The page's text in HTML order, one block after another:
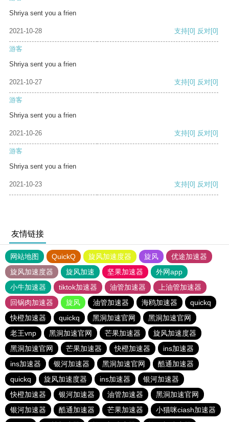
Shriya sent you a frien
2021-10-28 支持[0] 反对[0]
游客
Shriya sent you a frien
2021-10-27 支持[0] 反对[0]
游客
Shriya sent you a frien
2021-10-26 支持[0] 反对[0]
游客
Shriya sent you a frien
2021-10-23 支持[0] 反对[0]
友情链接
网站地图 QuickQ 旋风加速度器 旋风
优途加速器
旋风加速度器
旋风加速 坚果加速器
外网app
小牛加速器
tiktok加速器 油管加速器
上油管加速器
回锅肉加速器
旋风 油管加速器 海鸥加速器
quickq
快橙加速器
quickq 黑洞加速官网
黑洞加速官网
老王vnp
黑洞加速官网 芒果加速器
旋风加速度器
黑洞加速官网
芒果加速器 快橙加速器
ins加速器
ins加速器
银河加速器 黑洞加速官网
酷通加速器
quickq
旋风加速度器 ins加速器
银河加速器
快橙加速器
银河加速器 油管加速器
黑洞加速官网
银河加速器
酷通加速器 芒果加速器
小猫咪ciash加速器